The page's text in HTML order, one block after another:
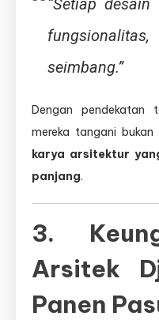
“Setiap
seimbang.”
Dengan pendekatan
mereka tangani bukan
karya arsitektur
panjang.
3.
Arsitek
Panen